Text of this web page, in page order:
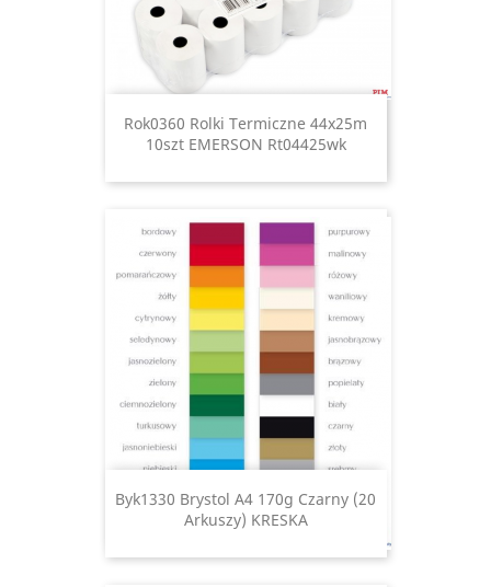
Rok0360 Rolki Termiczne 44x25m
10szt EMERSON Rt04425wk
Byk1330 Brystol A4 170g Czarny (20
Arkuszy) KRESKA